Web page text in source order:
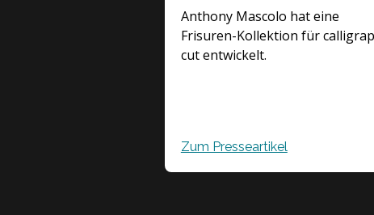
Anthony Mascolo hat eine
Frisuren-Kollektion für
cut entwickelt.
Zum Presseartikel